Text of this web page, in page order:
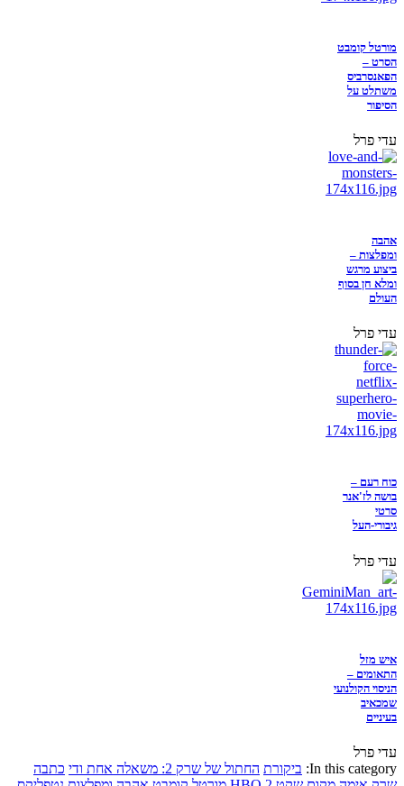
מורטל קומבט
הסרט –
הפאנסרביס
משתלט על
הסיפור
עדי פרל
אהבה
ומפלצות –
ביצוע מרגש
ומלא חן בסוף
העולם
עדי פרל
כוח רעם –
בושה לז'אנר
סרטי
גיבורי-העל
עדי פרל
איש מזל
התאומים –
הניסוי הקולנועי
שמכאיב
בעיניים
עדי פרל
In this category: ביקורת החתול של שרק 2: משאלה אחת ודי
כתבה